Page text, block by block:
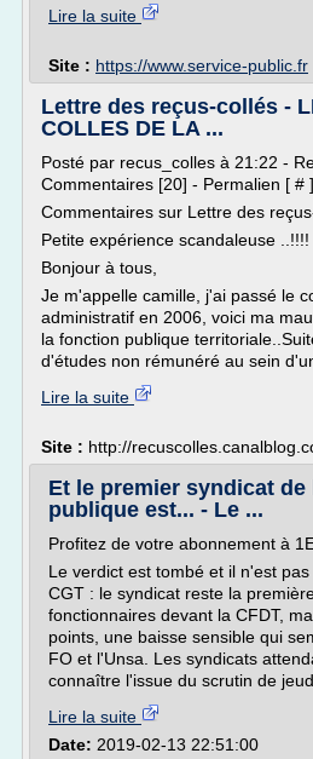
Lire la suite
Site : https://www.service-public.fr
Lettre des reçus-collés -
COLLES DE LA ...
Posté par recus_colles à 21:22 -
Commentaires [20] - Permalien [ # ]
Commentaires sur Lettre des
Petite expérience scandaleuse ..!!!!
Bonjour à tous,
Je m'appelle camille, j'ai passé le
administratif en 2006, voici ma
la fonction publique
d'études non rémunéré au sein
Lire la suite
Site : http://
Et le premier syndicat
publique est... - Le ...
Profitez de votre abonnement à
Le verdict est tombé et il n'est
CGT : le syndicat reste la
fonctionnaires devant la CFDT,
points, une baisse sensible qui
FO et l'Unsa. Les syndicats
connaître l'issue du scrutin de
Lire la suite
Date: 2019-02-13 22:51:00